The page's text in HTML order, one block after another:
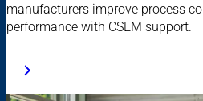
manufacturers improve process
performance with CSEM support.